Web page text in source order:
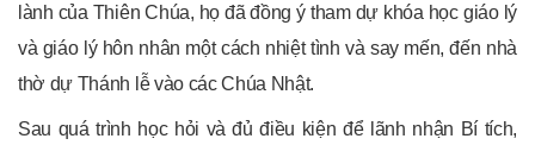
lành của Thiên Chúa, họ đã đồng ý tham dự khóa học giáo lý
và giáo lý hôn nhân một cách nhiệt tình và say mến, đến nhà
thờ dự Thánh lễ vào các Chúa Nhật.
Sau quá trình học hỏi và đủ điều kiện để lãnh nhận Bí tích,